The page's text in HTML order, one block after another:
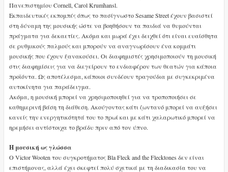
Πανεπιστημίου Cornell, Carol Krumhansl.
Εκπαιδευτικές εκπομπές όπως το πασίγνωστο Sesame Street έχουν βασιστεί
στη δύναμη της μουσικής ώστε να βοηθήσουν τα παιδιά να θυμούνται
πράγματα για δεκαετίες. Ακόμα και μωρά έχει δειχθεί ότι είναι ευαίσθητα
σε ρυθμικούς παλμούς και μπορούν να αναγνωρίσουν ένα κομμάτι
μουσικής που έχουν ξανακούσει. Οι διαφημιστές χρησιμοποιούν τη μουσική
στις διαφημίσεις για να διεγείρουν το ενδιαφέρον των θεατών για κάποια
προϊόντα. Ως αποτέλεσμα, κάποιοι συνδέουν τραγούδια με συγκεκριμένα
αυτοκίνητα για παράδειγμα.
Ακόμα, η μουσική μπορεί να χρησιμοποιηθεί για να τροποποιήσει σε
καθημερινή βάση τη διάθεση. Ακούγοντας κάτι ζωντανό μπορεί να αυξήσει
κανείς την ενεργητικότητά του το πρωί και με κάτι χαλαρωτικό μπορεί να
ηρεμήσει αντίστοιχα το βράδυ πριν από τον ύπνο.
Η μουσική ως γλώσσα
Ο Victor Wooten του συγκροτήματος Bla Fleck and the Flecktones δεν είναι
επιστήμονας, αλλά έχει σκεφτεί πολύ σχετικά με τη διαδικασία του να